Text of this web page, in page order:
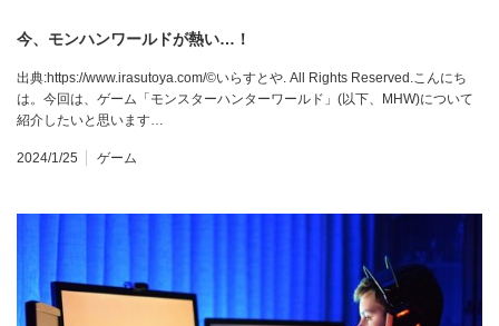
今、モンハンワールドが熱い…！
出典:https://www.irasutoya.com/©いらすとや. All Rights Reserved.こんにち
は。今回は、ゲーム「モンスターハンターワールド」(以下、MHW)について
紹介したいと思います…
2024/1/25 ゲーム